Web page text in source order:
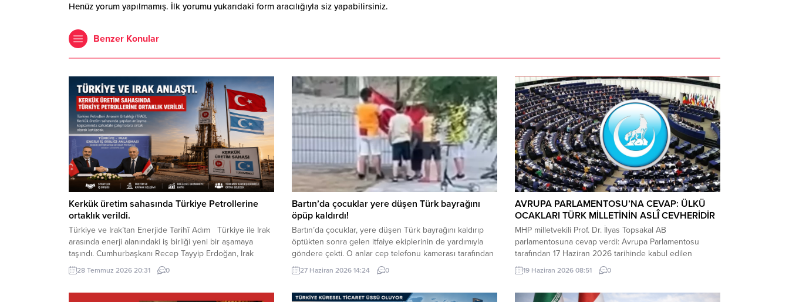
Henüz yorum yapılmamış. İlk yorumu yukarıdaki form aracılığıyla siz yapabilirsiniz.
Benzer Konular
Kerkük üretim sahasında Türkiye Petrollerine
ortaklık verildi.
Türkiye ve Irak’tan Enerjide Tarihî Adım Türkiye ile Irak
arasında enerji alanındaki iş birliği yeni bir aşamaya
taşındı. Cumhurbaşkanı Recep Tayyip Erdoğan, Irak
Başbakanı Ali ez-Zeydi ile Ankara’da gerçekleştirilen
görüşmenin ardından yaptığı açıklamada, Kerkük üretim
28 Temmuz 2026 20:31 0
Bartın’da çocuklar yere düşen Türk bayrağını
öpüp kaldırdı!
Bartın’da çocuklar, yere düşen Türk bayrağını kaldırıp
öptükten sonra gelen itfaiye ekiplerinin de yardımıyla
göndere çekti. O anlar cep telefonu kamerası tarafından
kaydedildi. Yerden kaldırıp öptüler Kemerköprü
Mahallesi’nde dün akşam saatlerinde Cumhuriyet Parkı
27 Haziran 2026 14:24 0
AVRUPA PARLAMENTOSU’NA CEVAP: ÜLKÜ
OCAKLARI TÜRK MİLLETİNİN ASLÎ CEVHERİDİR
MHP milletvekili Prof. Dr. İlyas Topsakal AB
parlamentosuna cevap verdi: Avrupa Parlamentosu
tarafından 17 Haziran 2026 tarihinde kabul edilen
Türkiye Raporu, teknik bir ilerleme belgesi olmaktan
ziyade, Türkiye-AB ilişkilerinin gerilimli fay hatlarını
19 Haziran 2026 08:51 0